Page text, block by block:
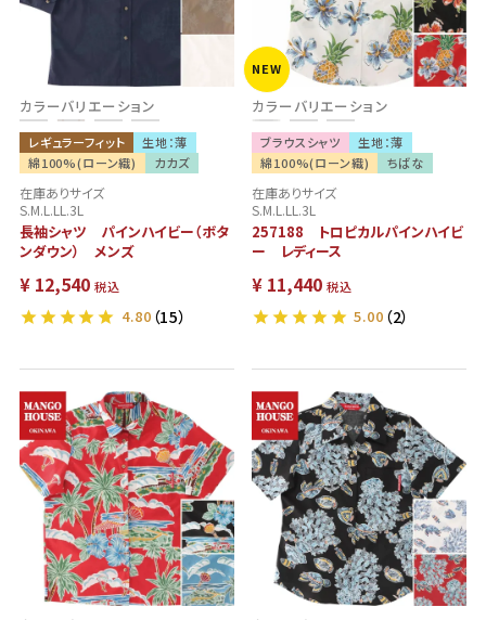
カラーバリエーション
レギュラーフィット
生地：薄
綿100%(ローン織)
カカズ
在庫ありサイズ
S.M.L.LL.3L
長袖シャツ パインハイビー（ボタ
ンダウン） メンズ
¥ 12,540 税込
4.80 （15）
カラーバリエーション
ブラウスシャツ
生地：薄
綿100%(ローン織)
ちばな
NEW
在庫ありサイズ
S.M.L.LL.3L
257188 トロピカルパインハイビ
ー レディース
¥ 11,440 税込
5.00 （2）